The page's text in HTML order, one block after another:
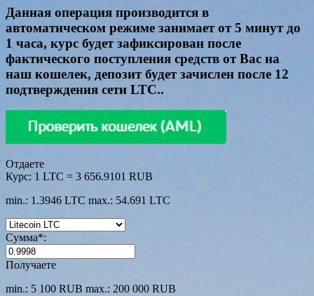
Данная операция производится в
автоматическом режиме занимает от 5 минут до
1 часа, курс будет зафиксирован после
фактического поступления средств от Вас на
наш кошелек, депозит будет зачислен после 12
подтверждения сети LTC..
Отдаете
Курс: 1 LTC = 3 656.9101 RUB
min.: 1.3946 LTC max.: 54.691 LTC
Сумма*:
Получаете
min.: 5 100 RUB max.: 200 000 RUB